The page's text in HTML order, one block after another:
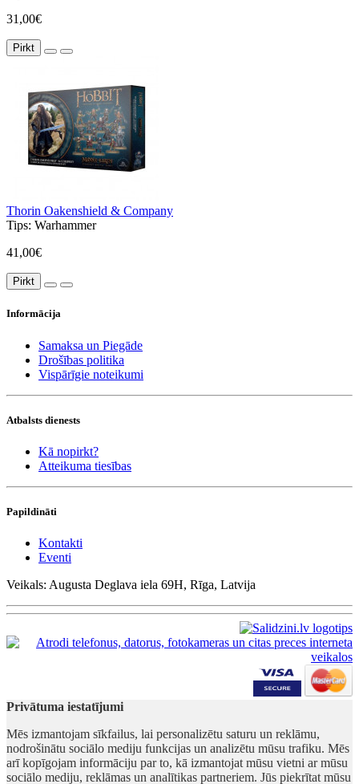
31,00€
Pirkt
Thorin Oakenshield & Company
Tips: Warhammer
41,00€
Pirkt
Informācija
Samaksa un Piegāde
Drošības politika
Vispārīgie noteikumi
Atbalsts dienests
Kā nopirkt?
Atteikuma tiesības
Papildināti
Kontakti
Eventi
Veikals: Augusta Deglava iela 69H, Rīga, Latvija
Privātuma iestatījumi
Mēs izmantojam sīkfailus, lai personalizētu saturu un reklāmu,
nodrošinātu sociālo mediju funkcijas un analizētu mūsu trafiku. Mēs
arī kopīgojam informāciju par to, kā izmantojat mūsu vietni ar mūsu
sociālo mediju, reklāmas un analītikas partneriem. Jūs piekrītat mūsu